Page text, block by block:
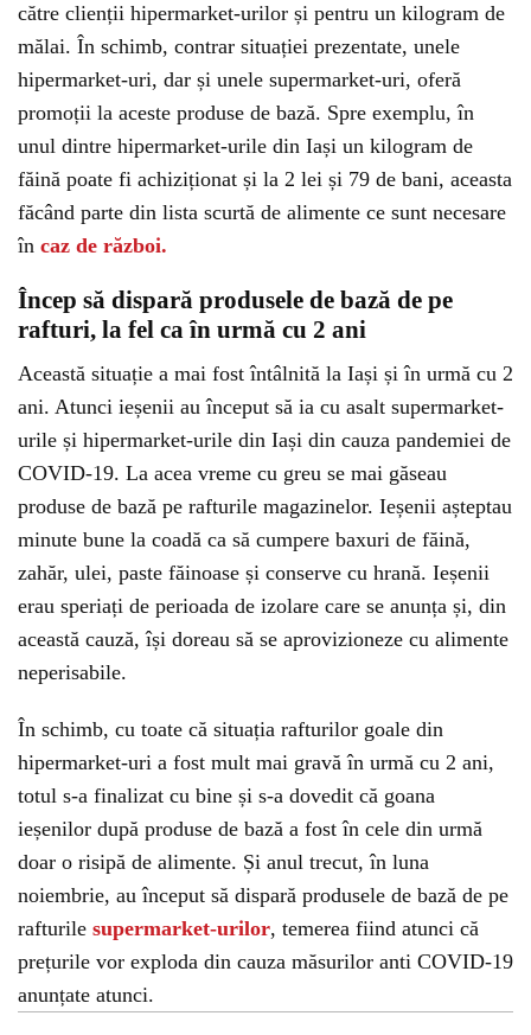
către clienții hipermarket-urilor și pentru un kilogram de
mălai. În schimb, contrar situației prezentate, unele
hipermarket-uri, dar și unele supermarket-uri, oferă
promoții la aceste produse de bază. Spre exemplu, în
unul dintre hipermarket-urile din Iași un kilogram de
făină poate fi achiziționat și la 2 lei și 79 de bani, aceasta
făcând parte din lista scurtă de alimente ce sunt necesare
în caz de război.
Încep să dispară produsele de bază de pe
rafturi, la fel ca în urmă cu 2 ani
Această situație a mai fost întâlnită la Iași și în urmă cu 2
ani. Atunci ieșenii au început să ia cu asalt supermarket-
urile și hipermarket-urile din Iași din cauza pandemiei de
COVID-19. La acea vreme cu greu se mai găseau
produse de bază pe rafturile magazinelor. Ieșenii așteptau
minute bune la coadă ca să cumpere baxuri de făină,
zahăr, ulei, paste făinoase și conserve cu hrană. Ieșenii
erau speriați de perioada de izolare care se anunța și, din
această cauză, își doreau să se aprovizioneze cu alimente
neperisabile.
În schimb, cu toate că situația rafturilor goale din
hipermarket-uri a fost mult mai gravă în urmă cu 2 ani,
totul s-a finalizat cu bine și s-a dovedit că goana
ieșenilor după produse de bază a fost în cele din urmă
doar o risipă de alimente. Și anul trecut, în luna
noiembrie, au început să dispară produsele de bază de pe
rafturile supermarket-urilor, temerea fiind atunci că
prețurile vor exploda din cauza măsurilor anti COVID-19
anunțate atunci.